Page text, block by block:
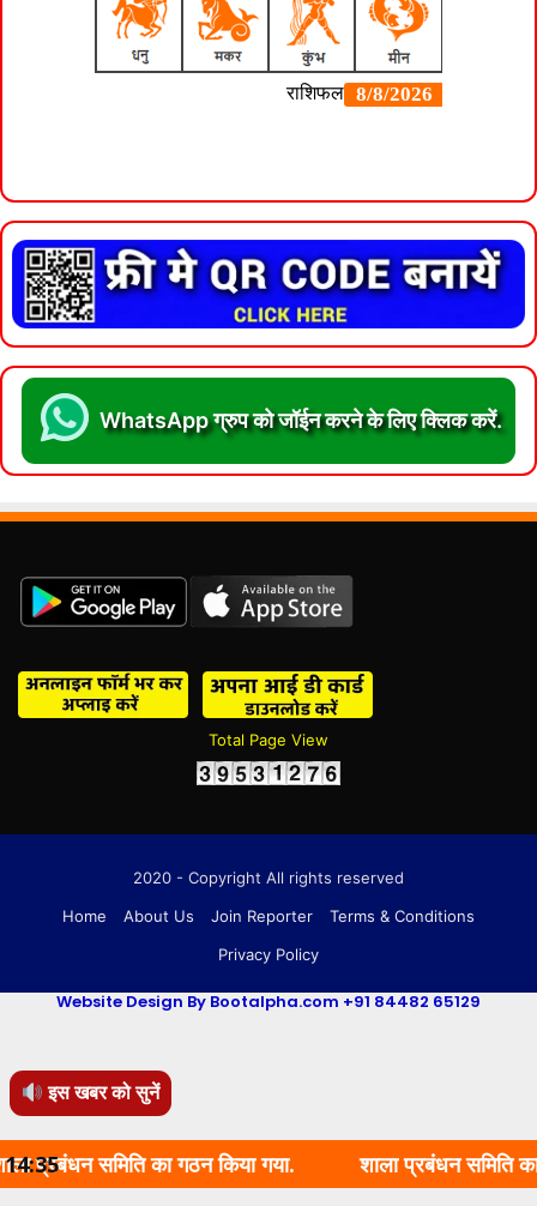
इस खबर को सुनें
WhatsApp ग्रुप को जॉईन करने के लिए क्लिक करें.
Total Page View
2020 - Copyright All rights reserved
Home
About Us Join Reporter
Terms & Conditions
Privacy Policy
Website Design By Bootalpha.com +91 84482 65129
समिति का गठन किया गया. शाला प्रबंधन समिति का गठन
14:35